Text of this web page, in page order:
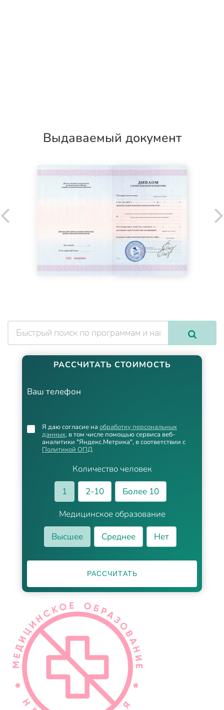
Выдаваемый документ
РАССЧИТАТЬ СТОИМОСТЬ
Ваш телефон
Количество человек
1
2-10
Более 10
Медицинское образование
Высшее
Среднее Нет
Я даю согласие на обработку персональных
данных, в том числе помощью сервиса веб-
аналитики "Яндекс.Метрика", в соответствии с
Политикой ОПД
РАССЧИТАТЬ